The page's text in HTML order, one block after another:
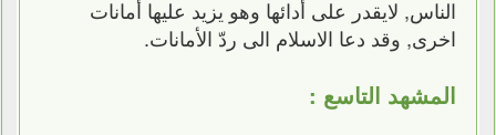
الناس, لايقدر على أدائها وهو يزيد عليها أمانات
اخرى, وقد دعا الاسلام الى ردّ الأمانات.
المشهد التاسع :